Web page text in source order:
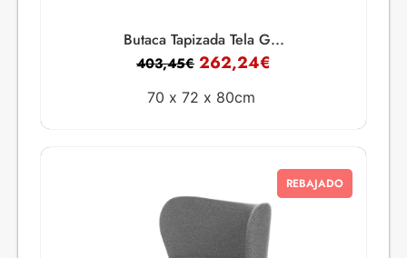
Butaca Tapizada Tela G...
403,45€ 262,24€
70 x 72 x 80cm
REBAJADO